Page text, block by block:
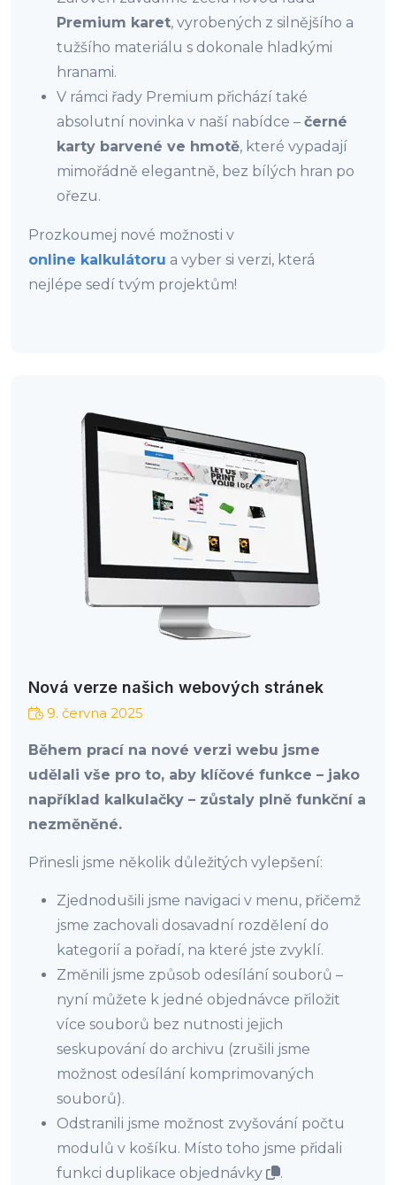
Premium karet, vyrobených z silnějšího a
tužšího materiálu s dokonale hladkými
hranami.
V rámci řady Premium přichází také
absolutní novinka v naší nabídce – černé
karty barvené ve hmotě, které vypadají
mimořádně elegantně, bez bílých hran po
ořezu.
Prozkoumej nové možnosti v
online kalkulátoru a vyber si verzi, která
nejlépe sedí tvým projektům!
Nová verze našich webových stránek
9. června 2025
Během prací na nové verzi webu jsme
udělali vše pro to, aby klíčové funkce – jako
například kalkulačky – zůstaly plně funkční a
nezměněné.
Přinesli jsme několik důležitých vylepšení:
Zjednodušili jsme navigaci v menu, přičemž
jsme zachovali dosavadní rozdělení do
kategorií a pořadí, na které jste zvyklí.
Změnili jsme způsob odesílání souborů –
nyní můžete k jedné objednávce přiložit
více souborů bez nutnosti jejich
seskupování do archivu (zrušili jsme
možnost odesílání komprimovaných
souborů).
Odstranili jsme možnost zvyšování počtu
modulů v košíku. Místo toho jsme přidali
funkci duplikace objednávky
.